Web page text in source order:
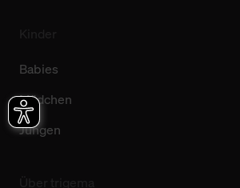
Babies
Mädchen
Jungen